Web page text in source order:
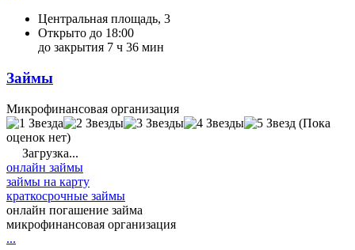
Центральная площадь, 3
Открыто до 18:00
до закрытия 7 ч 36 мин
Займы
Микрофинансовая организация
(Пока
оценок нет)
Загрузка...
онлайн займы
займы на карту
краткосрочные займы
онлайн погашение займа
микрофинансовая организация
...